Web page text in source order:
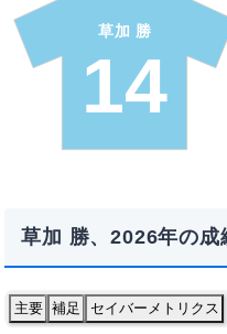
草加 勝
14
草加 勝、2026年の成
主要 補足 セイバーメトリクス